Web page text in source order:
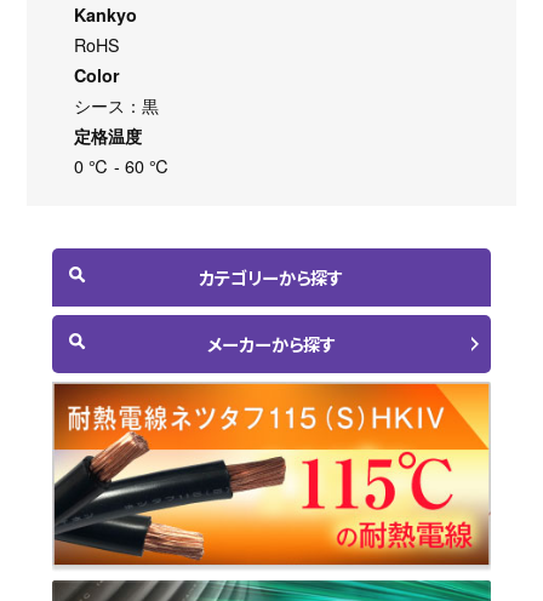
Kankyo
RoHS
Color
シース：黒
定格温度
0 ℃ - 60 ℃
カテゴリーから探す
メーカーから探す